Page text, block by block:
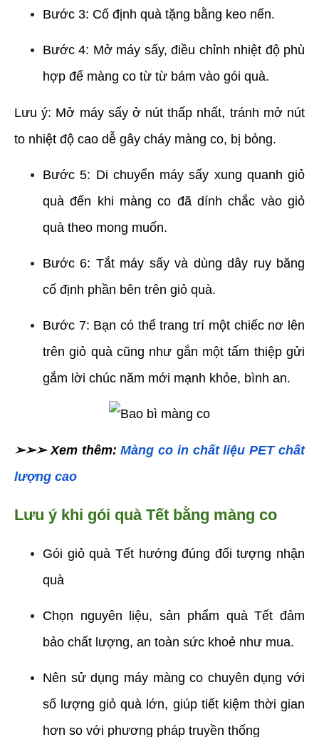
Bước 3: Cố định quà tặng bằng keo nến.
Bước 4: Mở máy sấy, điều chỉnh nhiệt độ phù
hợp để màng co từ từ bám vào gói quà.
Lưu ý: Mở máy sấy ở nút thấp nhất, tránh mở nút
to nhiệt độ cao dễ gây cháy màng co, bị bỏng.
Bước 5: Di chuyển máy sấy xung quanh giỏ
quà đến khi màng co đã dính chắc vào giỏ
quà theo mong muốn.
Bước 6: Tắt máy sấy và dùng dây ruy băng
cố định phần bên trên giỏ quà.
Bước 7: Bạn có thể trang trí một chiếc nơ lên
trên giỏ quà cũng như gắn một tấm thiệp gửi
gắm lời chúc năm mới mạnh khỏe, bình an.
➢➢➢ Xem thêm: Màng co in chất liệu PET chất
lượng cao
Lưu ý khi gói quà Tết bằng màng co
Gói giỏ quà Tết hướng đúng đối tượng nhận
quà
Chọn nguyên liệu, sản phẩm quà Tết đảm
bảo chất lượng, an toàn sức khoẻ như mua.
Nên sử dụng máy màng co chuyên dụng với
số lượng giỏ quà lớn, giúp tiết kiệm thời gian
hơn so với phương pháp truyền thống